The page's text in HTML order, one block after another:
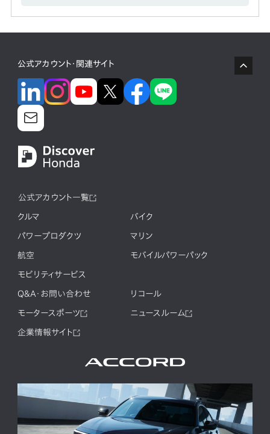
公式アカウント・関連サイト
公式アカウント一覧
クルマ バイク
パワープロダクツ マリン
航空 モバイルパワーパック
モビリティサービス
Q&A・お問い合わせ リコール
モータースポーツ ニュースルーム
企業情報サイト